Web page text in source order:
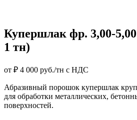
Купершлак фр. 3,00-
1 тн)
от ₽ 4 000 руб./тн с НДС
Абразивный порошок купершлак
для обработки металлических,
поверхностей.